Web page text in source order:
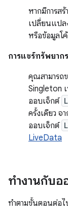
หากมีการส
เปลี่ยนแปล
หรือข้อมูลโ
การแชร์ทรัพยากร
คุณสามารถ
Singleton
ออบเจ็กต์
ครั้งเดียว จ
ออบเจ็กต์
LiveData
ทำงานกับอ
ทําตามขั้นตอนต่อ